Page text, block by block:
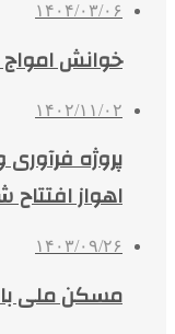
۱۴۰۴/۰۳/۰۶
خوانش امواج
۱۴۰۲/۱۱/۰۲
اهواز افتتاح
۱۴۰۳/۰۹/۲۶
مسکن ملی